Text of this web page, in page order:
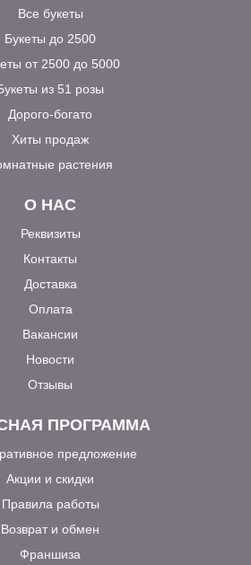
Все букеты
Букеты до 2500
от 2500 до 5000
из 51 розы
Дорого-богато
Хиты продаж
растения
О НАС
Реквизиты
Контакты
Доставка
Оплата
Вакансии
Новости
Отзывы
ПРОГРАММА
предложение
Акции и скидки
Правила работы
Возврат и обмен
Франшиза